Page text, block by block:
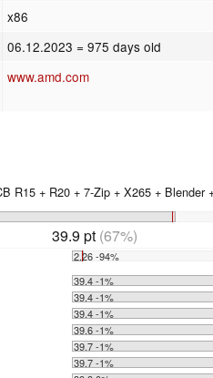
x86
06.12.2023 = 975 days old
www.amd.com
R15 + R20 + 7-Zip + X265 + Blender
39.9 pt(67%)
2.26 -94%
39.4 -1%
39.4 -1%
39.4 -1%
39.6 -1%
39.7 -1%
39.7 -1%